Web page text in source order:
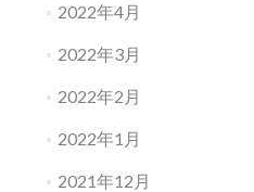
2022年4月
2022年3月
2022年2月
2022年1月
2021年12月